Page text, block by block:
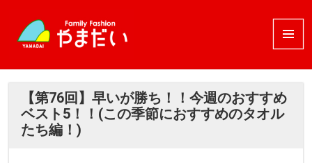
メニュ
ーとウ
ット
【第76回】早いが勝ち！！今週のおすすめ
ベスト5！！(この季節におすすめのタオル
たち編！)